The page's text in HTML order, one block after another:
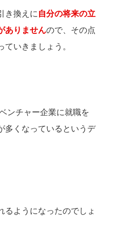
き換えに 自分の将来の立
ありませんので、その点
ていきましょう。
ンチャー企業に就職を
多くなっているというデ
るようになったのでしょ